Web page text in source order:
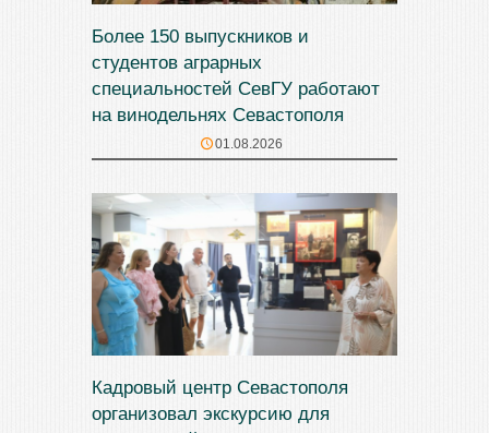
Более 150 выпускников и
студентов аграрных
специальностей СевГУ работают
на винодельнях Севастополя
01.08.2026
Кадровый центр Севастополя
организовал экскурсию для